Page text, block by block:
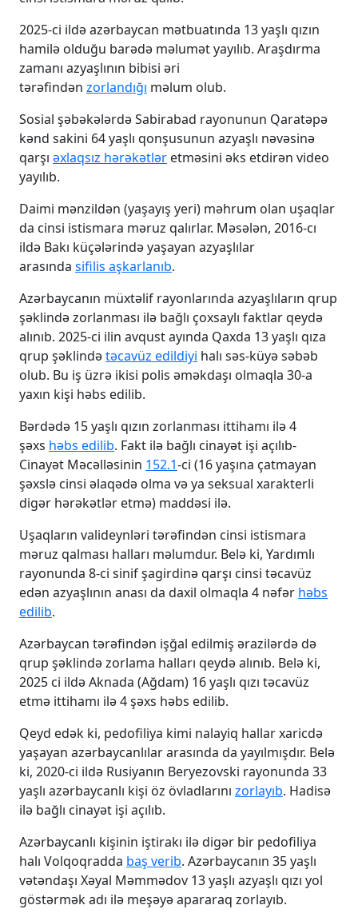
2025-ci ildə azərbaycan mətbuatında 13 yaşlı qızın
hamilə olduğu barədə məlumət yayılıb. Araşdırma
zamanı azyaşlının bibisi əri
tərəfindən zorlandığı məlum olub.
Sosial şəbəkələrdə Sabirabad rayonunun Qaratəpə
kənd sakini 64 yaşlı qonşusunun azyaşlı nəvəsinə
qarşı əxlaqsız hərəkətlər etməsini əks etdirən video
yayılıb.
Daimi mənzildən (yaşayış yeri) məhrum olan uşaqlar
da cinsi istismara məruz qalırlar. Məsələn, 2016-cı
ildə Bakı küçələrində yaşayan azyaşlılar
arasında sifilis aşkarlanıb.
Azərbaycanın müxtəlif rayonlarında azyaşlıların qrup
şəklində zorlanması ilə bağlı çoxsaylı faktlar qeydə
alınıb. 2025-ci ilin avqust ayında Qaxda 13 yaşlı qıza
qrup şəklindətəcavüz edildiyi halı səs-küyə səbəb
olub. Bu iş üzrə ikisi polis əməkdaşı olmaqla 30-a
yaxın kişi həbs edilib.
Bərdədə 15 yaşlı qızın zorlanması ittihamı ilə 4
şəxs həbs edilib. Fakt ilə bağlı cinayət işi açılıb-
Cinayət Məcəlləsinin 152.1-ci (16 yaşına çatmayan
şəxslə cinsi əlaqədə olma və ya seksual xarakterli
digər hərəkətlər etmə) maddəsi ilə.
Uşaqların valideynləri tərəfindən cinsi istismara
məruz qalması halları məlumdur. Belə ki, Yardımlı
rayonunda 8-ci sinif şagirdinə qarşı cinsi təcavüz
edən azyaşlının anası da daxil olmaqla 4 nəfər həbs
edilib.
Azərbaycan tərəfindən işğal edilmiş ərazilərdə də
qrup şəklində zorlama halları qeydə alınıb. Belə ki,
2025 ci ildə Aknada (Ağdam) 16 yaşlı qızı təcavüz
etmə ittihamı ilə 4 şəxs həbs edilib.
Qeyd edək ki, pedofiliya kimi nalayiq hallar xaricdə
yaşayan azərbaycanlılar arasında da yayılmışdır. Belə
ki, 2020-ci ildə Rusiyanın Beryezovski rayonunda 33
yaşlı azərbaycanlı kişi öz övladlarını zorlayıb. Hadisə
ilə bağlı cinayət işi açılıb.
Azərbaycanlı kişinin iştirakı ilə digər bir pedofiliya
halı Volqoqradda baş verib. Azərbaycanın 35 yaşlı
vətəndaşı Xəyal Məmmədov 13 yaşlı azyaşlı qızı yol
göstərmək adı ilə meşəyə apararaq zorlayıb.